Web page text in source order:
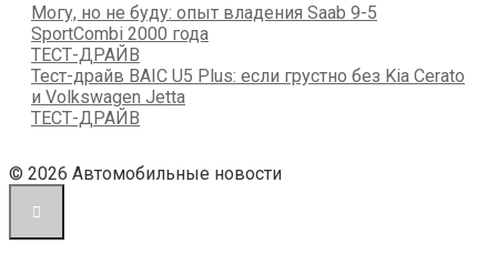
Могу, но не буду: опыт владения Saab 9-5
SportCombi 2000 года
ТЕСТ-ДРАЙВ
Тест-драйв BAIC U5 Plus: если грустно без Kia Cerato
и Volkswagen Jetta
ТЕСТ-ДРАЙВ
© 2026 Автомобильные новости